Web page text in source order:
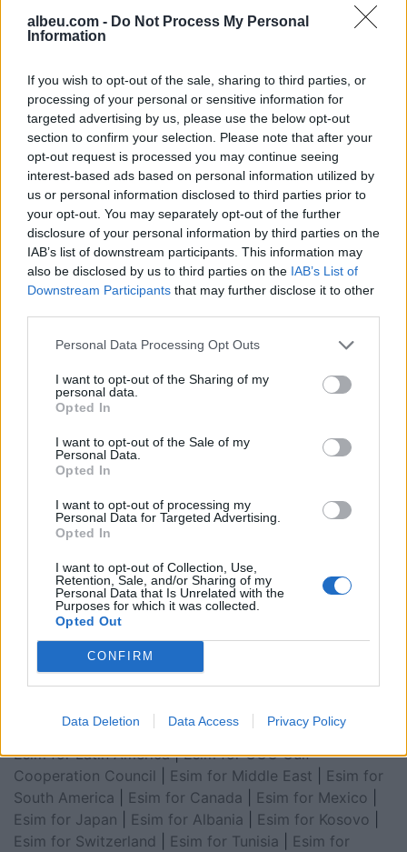
albeu.com - Do Not Process My Personal
Information
If you wish to opt-out of the sale, sharing to third parties, or
processing of your personal or sensitive information for
targeted advertising by us, please use the below opt-out
section to confirm your selection. Please note that after your
opt-out request is processed you may continue seeing
interest-based ads based on personal information utilized by
us or personal information disclosed to third parties prior to
your opt-out. You may separately opt-out of the further
disclosure of your personal information by third parties on the
IAB’s list of downstream participants. This information may
also be disclosed by us to third parties on the IAB’s List of
Downstream Participants that may further disclose it to other
Personal Data Processing Opt Outs
I want to opt-out of the Sharing of my
personal data.
Opted In
I want to opt-out of the Sale of my
Personal Data.
Opted In
I want to opt-out of processing my
Personal Data for Targeted Advertising.
Opted In
I want to opt-out of Collection, Use,
Retention, Sale, and/or Sharing of my
Personal Data that Is Unrelated with the
Purposes for which it was collected.
Opted Out
CONFIRM
Data Deletion Data Access Privacy Policy
për marrëdhënien e pretenduar
dhe pagesën gjashtëshifrore
VIDEO/ Publikohet momenti i
arrestimit të 20-vjeçarit
Kristjan Sterjo, akuzohet për
vrasjen e Joan Zukos
Esim for Global|Esim for Europe|Esim for Caribbean
Esim for USA|
for Turkey|Esim for Germany|Esim for Greece|Esim
for Asia
Esim for World Cup 2026
Arabia|Esim for Egypt|Esim for United Arab
Esim for Balkans Esim for Morocco
for China| Esim for United Kingdom |Esim for Africa
Esim for Latin America|Esim for GCC Gulf
Cooperation Council
Esim for Middle East
Esim for
South America
Esim for Canada Esim for Mexico
Esim for Japan
Esim for Albania Esim for Kosovo
Esim for Switzerland
Esim for Tunisia
Esim for